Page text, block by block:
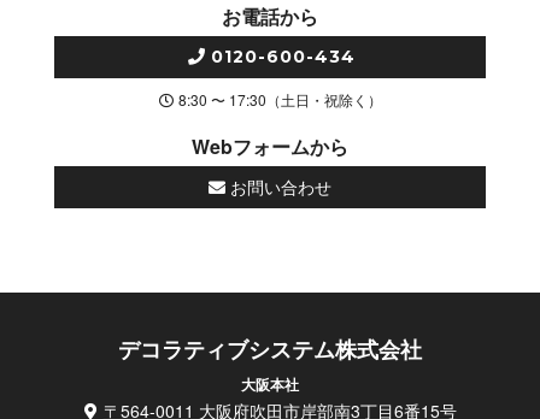
お電話から
0120-600-434
8:30 〜 17:30（土日・祝除く）
Webフォームから
お問い合わせ
デコラティブシステム株式会社
大阪本社
〒564-0011 大阪府吹田市岸部南3丁目6番15号